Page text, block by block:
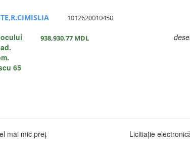
1012620010450
65
938,930.77 MDL
mai mic preț Licitiație